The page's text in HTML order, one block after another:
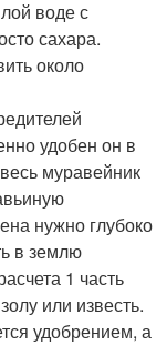
воде с
сахара.
около
удобен он в
муравейник
нужно глубоко
в землю
1 часть
или известь.
удобрением, а